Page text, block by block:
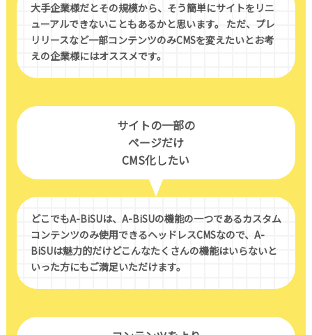
大手企業様だとその規模から、そう簡単にサイトをリニ
ューアルできないこともあるかと思います。 ただ、プレ
リリースなど一部コンテンツのみCMSを変えたいとお考
えの企業様にはオススメです。
サイトの一部の
ページだけ
CMS化したい
どこでもA-BiSUは、A-BiSUの機能の一つであるカスタム
コンテンツのみ使用できるヘッドレスCMSなので、A-
BiSUは魅力的だけどこんなたくさんの機能はいらないと
いった方にもご満足いただけます。